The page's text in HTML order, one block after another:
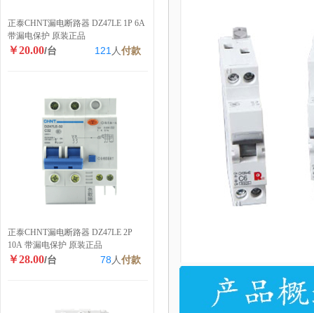
正泰CHNT漏电断路器 DZ47LE 1P 6A
带漏电保护 原装正品
￥20.00/台 121 人付款
正泰CHNT漏电断路器 DZ47LE 2P
10A 带漏电保护 原装正品
￥28.00/台 78 人付款